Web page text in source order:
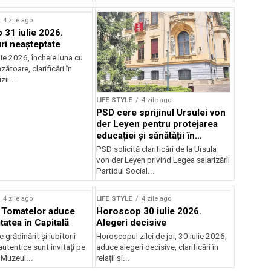
4 zile ago
31 iulie 2026.
neașteptate
2026, încheie luna cu
clarificări în
LIFE STYLE 4 zile ago
PSD cere sprijinul Ursulei von
der Leyen pentru protejarea
educației și sănătății în
reforma salarială
PSD solicită clarificări de la Ursula
von der Leyen privind Legea salarizării
Partidul Social...
4 zile ago
aduce
în Capitală
grădinărit și iubitorii
sunt invitați pe
LIFE STYLE 4 zile ago
Horoscop 30 iulie 2026.
Alegeri decisive
Horoscopul zilei de joi, 30 iulie 2026,
aduce alegeri decisive, clarificări în
relații și...